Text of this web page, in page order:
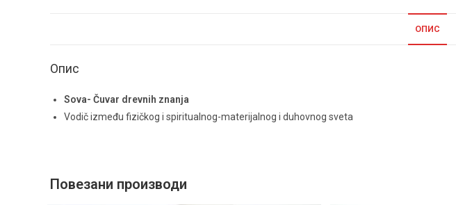
ОПИС
Опис
Sova- Čuvar drevnih znanja
Vodič između fizičkog i spiritualnog-materijalnog i duhovnog sveta
Повезани производи